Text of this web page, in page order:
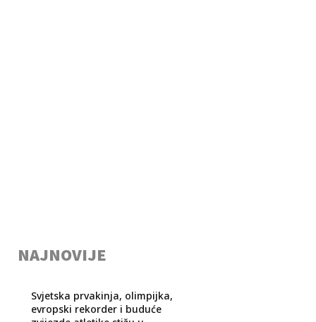
NAJNOVIJE
Svjetska prvakinja, olimpijka,
evropski rekorder i buduće